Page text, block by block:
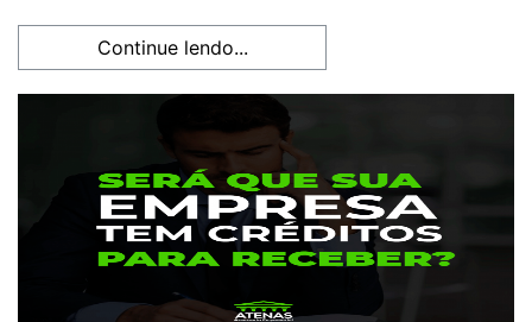
Continue lendo...